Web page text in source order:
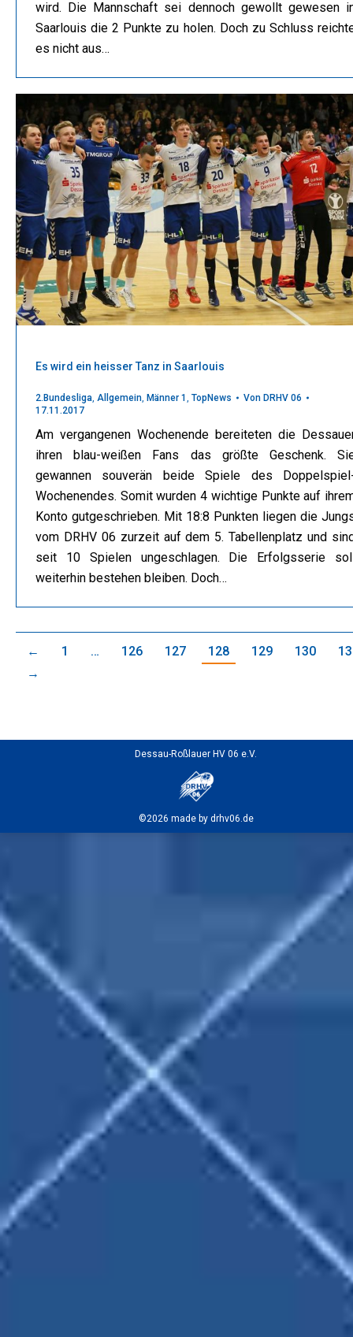
wird. Die Mannschaft sei dennoch gewollt gewesen
Saarlouis die 2 Punkte zu holen. Doch zu Schluss
es nicht aus…
Es wird ein heisser Tanz in Saarlouis
2.Bundesliga, Allgemein, Männer 1 , TopNews Von DRHV 06
17.11.2017
Am vergangenen Wochenende bereiteten die
ihren blau-weißen Fans das größte Geschenk.
gewannen souverän beide Spiele des
Wochenendes. Somit wurden 4 wichtige Punkte auf
Konto gutgeschrieben. Mit 18:8 Punkten liegen die
vom DRHV 06 zurzeit auf dem 5. Tabellenplatz und
seit 10 Spielen ungeschlagen. Die Erfolgsserie
weiterhin bestehen bleiben. Doch…
← 1 … 126 127 128 129 130
→
Dessau-Roßlauer HV 06 e.V.
©2026 made by drhv06.de